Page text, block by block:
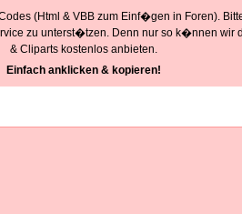
(Html & VBB zum Einf�gen in Foren).
zu unterst�tzen. Denn nur so k�nnen wir
& Cliparts kostenlos anbieten.
Einfach anklicken & kopieren!